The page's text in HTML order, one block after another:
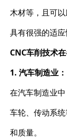
木材等，且可
具有很强的适应
CNC车削技术
1. 汽车制造业：
在汽车制造业中
车轮、传动系
和质量。